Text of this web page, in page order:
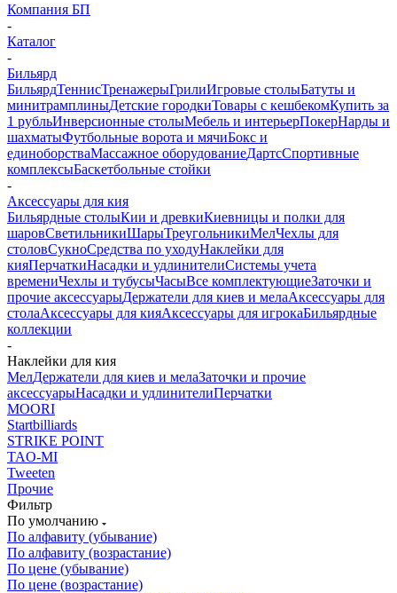
Компания БП
-
Каталог
-
Бильярд
БильярдТеннисТренажерыГрилиИгровые столыБатуты и
минитрамплиныДетские городкиТовары с кешбекомКупить за
1 рубльИнверсионные столыМебель и интерьерПокерНарды и
шахматыФутбольные ворота и мячиБокс и
единоборстваМассажное оборудованиеДартсСпортивные
комплексыБаскетбольные стойки
-
Аксессуары для кия
Бильярдные столыКии и древкиКиевницы и полки для
шаровСветильникиШарыТреугольникиМелЧехлы для
столовСукноСредства по уходуНаклейки для
кияПерчаткиНасадки и удлинителиСистемы учета
времениЧехлы и тубусыЧасыВсе комплектующиеЗаточки и
прочие аксессуарыДержатели для киев и мелаАксессуары для
столаАксессуары для кияАксессуары для игрокаБильярдные
коллекции
-
Наклейки для кия
МелДержатели для киев и мелаЗаточки и прочие
аксессуарыНасадки и удлинителиПерчатки
MOORI
Startbilliards
STRIKE POINT
TAO-MI
Tweeten
Прочие
Фильтр
По умолчанию
По алфавиту (убывание)
По алфавиту (возрастание)
По цене (убывание)
По цене (возрастание)